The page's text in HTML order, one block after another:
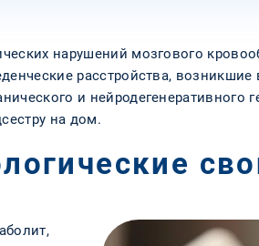
нарушений мозгового
расстройства, возникшие
и нейродегенеративного
на дом.